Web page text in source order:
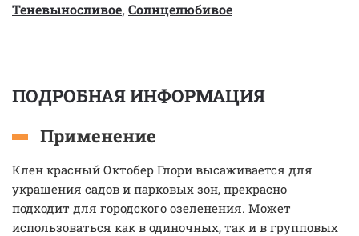
Теневыносливое, Солнцелюбивое
ПОДРОБНАЯ ИНФОРМАЦИЯ
Применение
Клен красный Октобер Глори высаживается для
украшения садов и парковых зон, прекрасно
подходит для городского озеленения. Может
использоваться как в одиночных, так и в групповых